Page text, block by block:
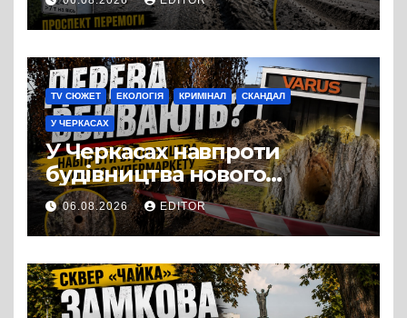
Черкас
TV СЮЖЕТ ЕКОЛОГІЯ КРИМІНАЛ СКАНДАЛ
У ЧЕРКАСАХ
У Черкасах навпроти
будівництва нового
супермаркету VARUS на
проспекті Перемоги всохли
дерева. І це навряд чи
можна назвати
випадковістю
06.08.2026 EDITOR